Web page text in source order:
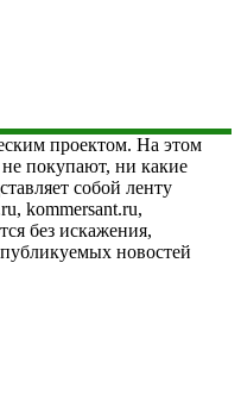
проектом. На этом
покупают, ни какие
собой ленту
kommersant.ru,
без искажения,
публикуемых новостей